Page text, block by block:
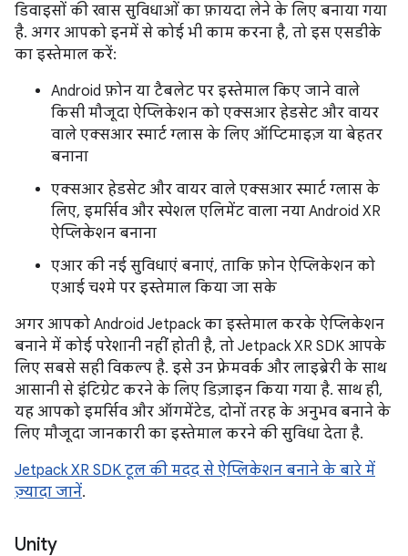
डिवाइसों की खास सुविधाओं का फ़ायदा लेने के लिए बनाया गया
है. अगर आपको इनमें से कोई भी काम करना है, तो इस एसडीके
का इस्तेमाल करें:
Android फ़ोन या टैबलेट पर इस्तेमाल किए जाने वाले
किसी मौजूदा ऐप्लिकेशन को एक्सआर हेडसेट और वायर
वाले एक्सआर स्मार्ट ग्लास के लिए ऑप्टिमाइज़ या बेहतर
बनाना
एक्सआर हेडसेट और वायर वाले एक्सआर स्मार्ट ग्लास के
लिए, इमर्सिव और स्पेशल एलिमेंट वाला नया Android XR
ऐप्लिकेशन बनाना
एआर की नई सुविधाएं बनाएं, ताकि फ़ोन ऐप्लिकेशन को
एआई चश्मे पर इस्तेमाल किया जा सके
अगर आपको Android Jetpack का इस्तेमाल करके ऐप्लिकेशन
बनाने में कोई परेशानी नहीं होती है, तो Jetpack XR SDK आपके
लिए सबसे सही विकल्प है. इसे उन फ़्रेमवर्क और लाइब्रेरी के साथ
आसानी से इंटिग्रेट करने के लिए डिज़ाइन किया गया है. साथ ही,
यह आपको इमर्सिव और ऑगमेंटेड, दोनों तरह के अनुभव बनाने के
लिए मौजूदा जानकारी का इस्तेमाल करने की सुविधा देता है.
Jetpack XR SDK टूल की मदद से ऐप्लिकेशन बनाने के बारे में
ज़्यादा जानें.
Unity